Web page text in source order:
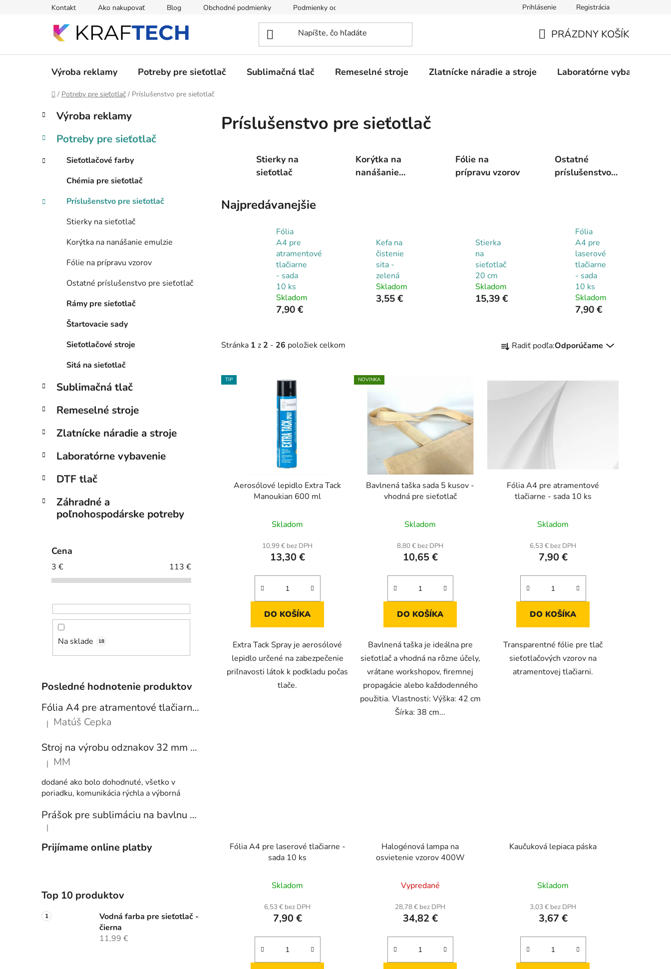
Kontakt Ako nakupovať Blog Obchodné podmienky Podmienky ochrany osobných údajov Prihlásenie Registrácia
KOŠÍK
PRÁZDNY KOŠÍK
Výroba reklamy Potreby pre sieťotlač Sublimačná tlač Remeselné stroje Zlatnícke náradie a stroje Laboratórne vybavenie
Domov
/ Potreby pre sieťotlač / Príslušenstvo pre sieťotlač
B
č
ý
n
Preskočiť
kategórie
K
a
e
ó
e
Výroba reklamy
Potreby pre sieťotlač
Sieťotlačové farby
Chémia pre sieťotlač
Príslušenstvo pre sieťotlač
Stierky na sieťotlač
Korýtka na nanášanie emulzie
Fólie na prípravu vzorov
Ostatné príslušenstvo pre sieťotlač
Rámy pre sieťotlač
Štartovacie sady
Sieťotlačové stroje
Sitá na sieťotlač
Sublimačná tlač
Remeselné stroje
Zlatnícke náradie a stroje
Laboratórne vybavenie
DTF tlač
Záhradné a
poľnohospodárske potreby
Cena
3 € 113 €
Na sklade 18
Posledné hodnotenie produktov
Fólia A4 pre atramentové tlačiarne - sada 10 ks
Hodnotenie produktu je 5 z 5 hviezdičiek.
| Matúš Cepka
Stroj na výrobu odznakov 32 mm a 58 mm + 250 ks odznakov
Hodnotenie produktu je 5 z 5 hviezdičiek.
| MM
dodané ako bolo dohodnuté, všetko v
poriadku, komunikácia rýchla a výborná
Prášok pre sublimáciu na bavlnu 1 kg
Hodnotenie produktu je 5 z 5 hviezdičiek.
|
Prijímame online platby
Top 10 produktov
Vodná farba pre sieťotlač -
čierna
11,99 €
Príslušenstvo pre sieťotlač
Stierky na
sieťotlač
Korýtka na
nanášanie
Fólie na
prípravu vzorov
Ostatné
príslušenstvo
Najpredávanejšie
Fólia
A4 pre
atramentové
tlačiarne
- sada
10 ks
Skladom
7,90 €
Kefa na
čistenie
sita -
zelená
Skladom
3,55 €
Stierka
na
sieťotlač
20 cm
Skladom
15,39 €
Fólia
A4 pre
laserové
tlačiarne
- sada
10 ks
Skladom
7,90 €
Stránka 1 z 2 - 26 položiek celkom
a
e
d
Radiť podľa:Odporúčame
V
ý
TIP
Aerosólové lepidlo Extra Tack
Manoukian 600 ml
Skladom
10,99 € bez DPH
13,30 €
DO KOŠÍKA
Extra Tack Spray je aerosólové
lepidlo určené na zabezpečenie
priľnavosti látok k podkladu počas
tlače.
NOVINKA
Bavlnená taška sada 5 kusov -
vhodná pre sieťotlač
hodnotenie
produktu
je
z
hviezdičiek.
Skladom
8,80 € bez DPH
10,65 €
DO KOŠÍKA
Bavlnená taška je ideálna pre
sieťotlač a vhodná na rôzne účely,
vrátane workshopov, firemnej
propagácie alebo každodenného
použitia. Vlastnosti: Výška: 42 cm
Šírka: 38 cm...
Fólia A4 pre atramentové
tlačiarne - sada 10 ks
hodnotenie
produktu
je
z
hviezdičiek.
Skladom
6,53 € bez DPH
7,90 €
DO KOŠÍKA
Transparentné fólie pre tlač
sieťotlačových vzorov na
atramentovej tlačiarni.
Fólia A4 pre laserové tlačiarne -
sada 10 ks
Skladom
6,53 € bez DPH
7,90 €
Halogénová lampa na
osvietenie vzorov 400W
Vypredané
28,78 € bez DPH
34,82 €
Kaučuková lepiaca páska
Skladom
3,03 € bez DPH
3,67 €